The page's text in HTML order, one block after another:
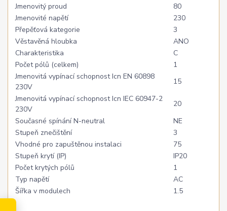
Jmenovitý proud
80
Jmenovité napětí
230
Přepěťová kategorie
3
Věstavěná hloubka
ANO
Charakteristika
C
Počet pólů (celkem)
1
Jmenovitá vypínací schopnost Icn EN 60898
230V
15
Jmenovitá vypínací schopnost Icn IEC 60947-2
230V
20
Současné spínání N-neutral
NE
Stupeň znečištění
3
Vhodné pro zapuštěnou instalaci
75
Stupeň krytí (IP)
IP20
Počet krytých pólů
1
Typ napětí
AC
Šířka v modulech
1.5